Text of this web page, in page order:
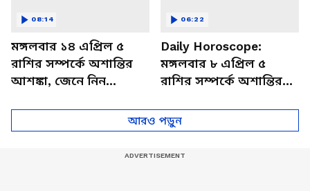
মঙ্গলবার ১৪ এপ্রিল ৫
রাশির সম্পর্কে অশান্তির
আশঙ্কা, জেনে নিন
08:14
Daily Horoscope:
মঙ্গলবার ৮ এপ্রিল ৫
রাশির সম্পর্কে অশান্তির
আজকের রাশিফল
06:22
আরও পড়ুন